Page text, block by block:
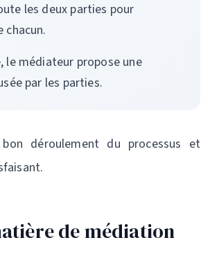
les deux parties pour
le médiateur propose une
par les parties.
déroulement du processus et
de médiation